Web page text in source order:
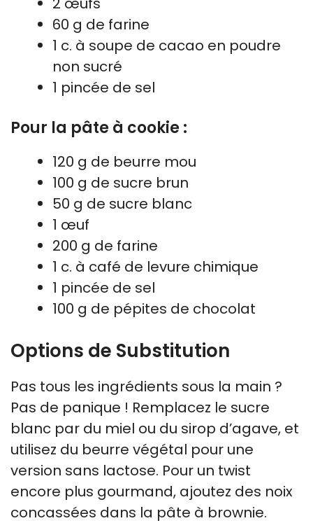
60 g de farine
1 c. à soupe de cacao en poudre
non sucré
1 pincée de sel
Pour la pâte à cookie :
120 g de beurre mou
100 g de sucre brun
50 g de sucre blanc
1 œuf
200 g de farine
1 c. à café de levure chimique
1 pincée de sel
100 g de pépites de chocolat
Options de Substitution
Pas tous les ingrédients sous la main ?
Pas de panique ! Remplacez le sucre
blanc par du miel ou du sirop d’agave, et
utilisez du beurre végétal pour une
version sans lactose. Pour un twist
encore plus gourmand, ajoutez des noix
concassées dans la pâte à brownie.